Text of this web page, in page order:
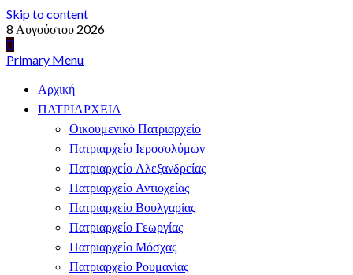
Skip to content
8 Αυγούστου 2026
Primary Menu
Αρχική
ΠΑΤΡΙΑΡΧΕΙΑ
Οικουμενικό Πατριαρχείο
Πατριαρχείο Ιεροσολύμων
Πατριαρχείο Αλεξανδρείας
Πατριαρχείο Αντιοχείας
Πατριαρχείο Βουλγαρίας
Πατριαρχείο Γεωργίας
Πατριαρχείο Μόσχας
Πατριαρχείο Ρουμανίας